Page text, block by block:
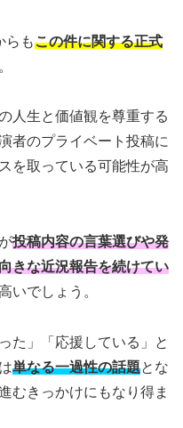
らもこの件に関する正式
。
人生と価値観を尊重する
者のプライベート投稿に
を取っている可能性が高
投稿内容の言葉選びや発
きな近況報告を続けてい
いでしょう。
た」「応援している」と
単なる一過性の話題とな
むきっかけにもなり得ま